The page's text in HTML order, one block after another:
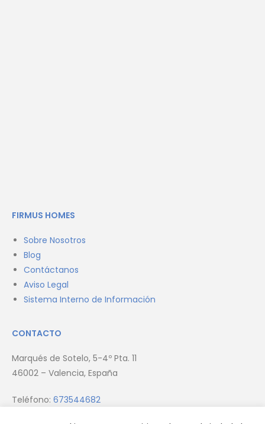
FIRMUS HOMES
Sobre Nosotros
Blog
Contáctanos
Aviso Legal
Sistema Interno de Información
CONTACTO
Marqués de Sotelo, 5-4º Pta. 11
46002 – Valencia, España
Teléfono: 673544682